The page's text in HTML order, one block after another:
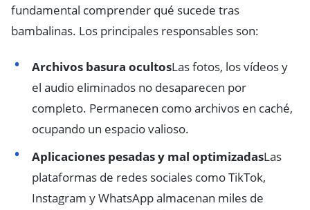
fundamental comprender qué sucede tras
bambalinas. Los principales responsables son:
Archivos basura ocultosLas fotos, los vídeos y
el audio eliminados no desaparecen por
completo. Permanecen como archivos en caché,
ocupando un espacio valioso.
Aplicaciones pesadas y mal optimizadasLas
plataformas de redes sociales como TikTok,
Instagram y WhatsApp almacenan miles de